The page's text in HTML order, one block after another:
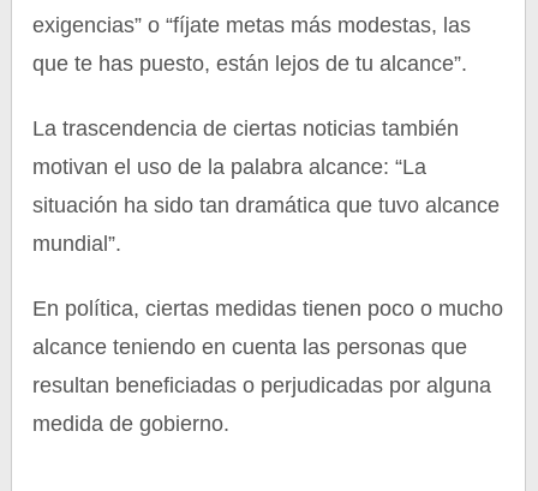
exigencias” o “fíjate metas más modestas, las
que te has puesto, están lejos de tu alcance”.
La trascendencia de ciertas noticias también
motivan el uso de la palabra alcance: “La
situación ha sido tan dramática que tuvo alcance
mundial”.
En política, ciertas medidas tienen poco o mucho
alcance teniendo en cuenta las personas que
resultan beneficiadas o perjudicadas por alguna
medida de gobierno.